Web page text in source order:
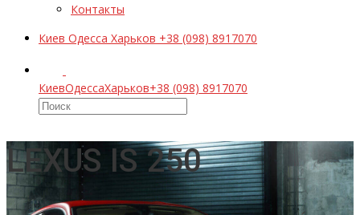
Контакты
Киев Одесса Харьков +38 (098) 8917070
КиевОдессаХарьков+38 (098) 8917070
LEXUS IS 250